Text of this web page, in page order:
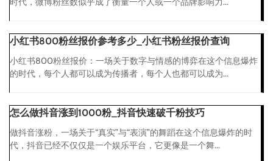
小红书800粉丝报价参考多少_小红书粉丝报价查询
小红书800粉丝报价：一场关于数字与情感的博弈在这个信息爆炸
的时代，每个人都可以成为传播者，每个人也都可以成为...
怎么做抖音涨到1000粉_抖音快速破千粉技巧
做抖音涨粉，一场关于“真实”与“表演”的舞蹈在这个信息爆炸的时
代，抖音已经不仅仅是一个娱乐平台，它更像是一个舞...